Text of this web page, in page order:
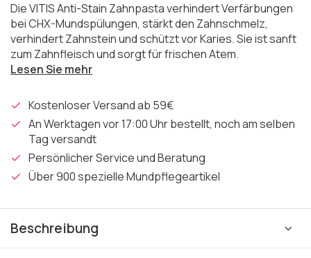
Die VITIS Anti-Stain Zahnpasta verhindert Verfärbungen
bei CHX-Mundspülungen, stärkt den Zahnschmelz,
verhindert Zahnstein und schützt vor Karies. Sie ist sanft
zum Zahnfleisch und sorgt für frischen Atem.
Lesen Sie mehr
Kostenloser Versand ab 59€
An Werktagen vor 17:00 Uhr bestellt, noch am selben
Tag versandt
Persönlicher Service und Beratung
Über 900 spezielle Mundpflegeartikel
Beschreibung